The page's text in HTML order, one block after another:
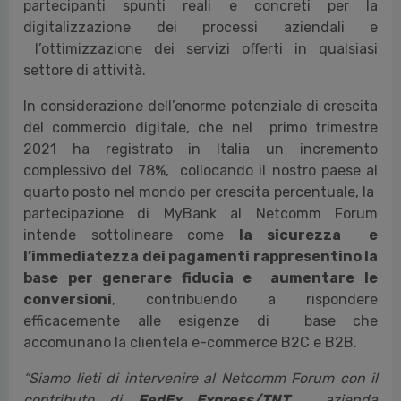
partecipanti spunti reali e concreti per la
digitalizzazione dei processi aziendali e
l’ottimizzazione dei servizi offerti in qualsiasi
settore di attività.
In considerazione dell’enorme potenziale di crescita
del commercio digitale, che nel primo trimestre
2021 ha registrato in Italia un incremento
complessivo del 78%, collocando il nostro paese al
quarto posto nel mondo per crescita percentuale, la
partecipazione di MyBank al Netcomm Forum
intende sottolineare come
la sicurezza e
l’immediatezza dei pagamenti rappresentino la
base per generare fiducia e aumentare le
conversioni, contribuendo a rispondere
efficacemente alle esigenze di base che
accomunano la clientela e-commerce B2C e B2B.
“Siamo lieti di intervenire al Netcomm Forum con il